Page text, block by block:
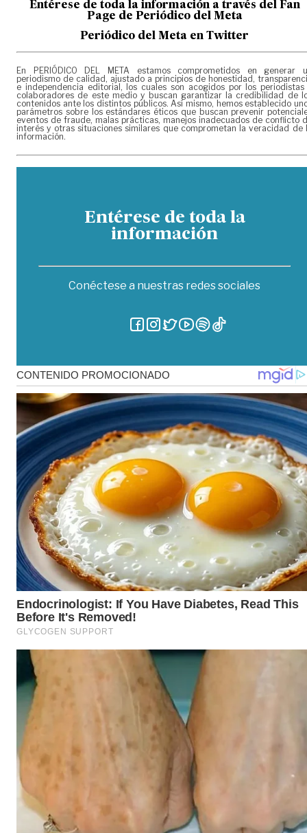
Entérese de toda la información a través del Fan
Page de Periódico del Meta
Periódico del Meta en Twitter
En PERIÓDICO DEL META estamos comprometidos en generar
periodismo de calidad, ajustado a principios de honestidad,
e independencia editorial, los cuales son acogidos por los periodistas
colaboradores de este medio y buscan garantizar la credibilidad de
contenidos ante los distintos públicos. Así mismo, hemos establecido
parámetros sobre los estándares éticos que buscan prevenir
eventos de fraude, malas prácticas, manejos inadecuados de conflicto
interés y otras situaciones similares que comprometan la veracidad de
información.
Entérese de toda la
información
Conéctese a nuestras redes sociales